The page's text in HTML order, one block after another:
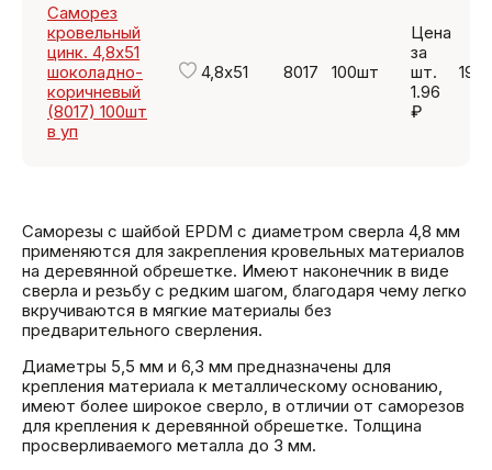
Саморез
кровельный
цинк. 4,8х51
шоколадно-
коричневый
(8017) 100шт
в уп
4,8х51 8017 100шт
Цена
за
шт.
1.96
₽
196
Саморезы с шайбой EPDM с диаметром сверла 4,8 мм
применяются для закрепления кровельных материалов
на деревянной обрешетке. Имеют наконечник в виде
сверла и резьбу с редким шагом, благодаря чему легко
вкручиваются в мягкие материалы без
предварительного сверления.
Диаметры 5,5 мм и 6,3 мм предназначены для
крепления материала к металлическому основанию,
имеют более широкое сверло, в отличии от саморезов
для крепления к деревянной обрешетке. Толщина
просверливаемого металла до 3 мм.